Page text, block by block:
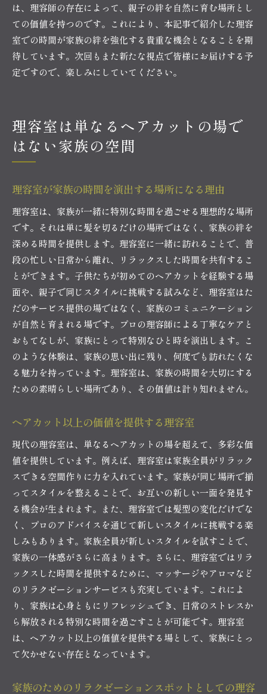
は、理容師の存在によって、親子の絆を自然に育む場所とし
ての価値を持つのです。これにより、本記事で紹介した理容
室での時間が家族の絆を強化する貴重な機会となることを期
待しています。次回もまた新たな視点で皆様にお届けする予
定ですので、楽しみにしていてください。
理容室は単なるヘアカットの場で
はない家族の空間
理容室が家族の時間を演出する場所になる理由
理容室は、家族が一緒に特別な時間を過ごせる理想的な場所
です。それは単に髪を切るだけの場所ではなく、家族の絆を
深める時間を提供します。理容室に一緒に訪れることで、普
段の忙しい日常から離れ、リラックスした時間を共有するこ
とができます。子供たちが初めてのヘアカットを経験する場
面や、親子で同じスタイルに挑戦する試みなど、理容室はた
だのサービス提供の場ではなく、家族のコミュニケーション
が自然と育まれる場です。プロの理容師による丁寧なケアと
おもてなしが、家族にとって特別なひと時を演出します。こ
のような体験は、家族の思い出に残り、何度でも訪れたくな
る魅力を持っています。理容室は、家族の時間を大切にする
ための素晴らしい場所であり、その価値は計り知れません。
ヘアカット以上の価値を提供する理容室
現代の理容室は、単なるヘアカットの場を超えて、多彩な価
値を提供しています。例えば、理容室は家族全員がリラック
スできる空間作りに力を入れています。家族が同じ場所で揃
ってスタイルを整えることで、お互いの新しい一面を発見す
る機会が生まれます。また、理容室では髪型の変化だけでな
く、プロのアドバイスを通じて新しいスタイルに挑戦する楽
しみもあります。家族全員が新しいスタイルを試すことで、
家族の一体感がさらに高まります。さらに、理容室ではリラ
ックスした時間を提供するために、マッサージやアロマなど
のリラクゼーションサービスも充実しています。これによ
り、家族は心身ともにリフレッシュでき、日常のストレスか
ら解放される特別な時間を過ごすことが可能です。理容室
は、ヘアカット以上の価値を提供する場として、家族にとっ
て欠かせない存在となっています。
家族のためのリラクゼーションスポットとしての理容